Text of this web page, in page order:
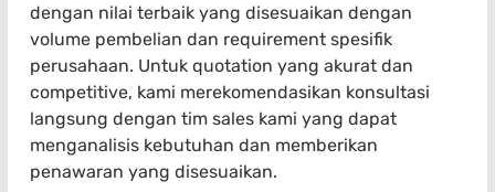
dengan nilai terbaik yang disesuaikan dengan
volume pembelian dan requirement spesifik
perusahaan. Untuk quotation yang akurat dan
competitive, kami merekomendasikan konsultasi
langsung dengan tim sales kami yang dapat
menganalisis kebutuhan dan memberikan
penawaran yang disesuaikan.